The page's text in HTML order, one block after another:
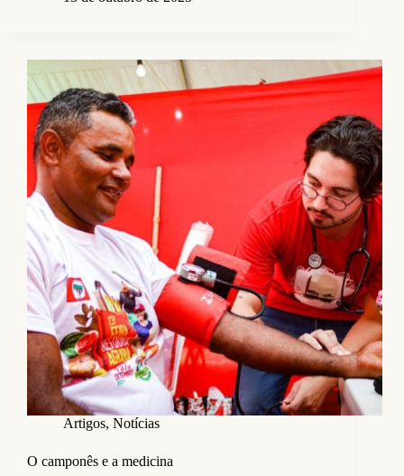
Artigos, Notícias
O camponês e a medicina